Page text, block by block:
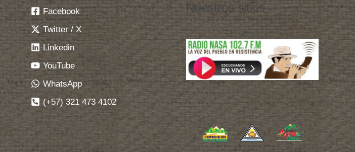
Facebook
Twitter / X
Linkedin
YouTube
WhatsApp
(+57) 321 473 4102
Nuestros sitios